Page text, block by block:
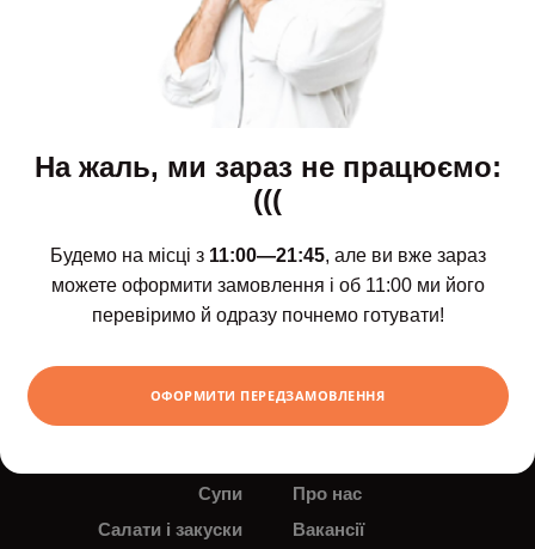
Щодня з 11:00 до 21:45
Роли та суші
Супи
Салати і закуски
Новини
Про нас
Вакансії
На жаль, ми зараз не працюємо:
(((
Будемо на місці з 11:00—21:45, але ви вже зараз
можете оформити замовлення і об 11:00 ми його
перевіримо й одразу почнемо готувати!
ОФОРМИТИ ПЕРЕДЗАМОВЛЕННЯ